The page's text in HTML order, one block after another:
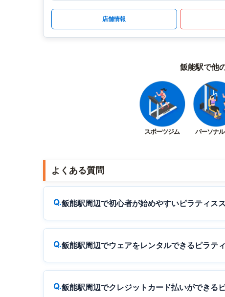
店舗情報
飯能駅で他
スポーツジム パーソナ
よくある質問
飯能駅周辺で初心者が始めやすいピラティス
飯能駅周辺でウェアをレンタルできるピラテ
飯能駅周辺でクレジットカード払いができる